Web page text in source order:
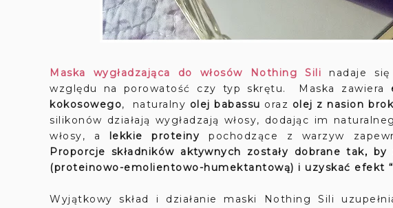
Maska wygładzająca do włosów Nothing Sili
nadaje
względu na porowatość czy typ skrętu.
Maska zawiera
kokosowego, naturalny olej babassu oraz olej z nasion
silikonów działają wygładzają włosy, dodając im
włosy, a lekkie proteiny pochodzące z warzyw
Proporcje składników aktywnych zostały dobrane tak,
(proteinowo-emolientowo-humektantową) i uzyskać efekt
Wyjątkowy skład i działanie maski Nothing Sili